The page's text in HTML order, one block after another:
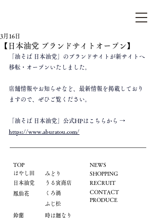
【日本油党 ブランドサイトオープン】
3月16日
「油そば 日本油党」のブランドサイトが新サイトへ
移転・オープンいたしました。
店舗情報やお知らせなど、最新情報を掲載しており
ますので、ぜひご覧ください。
「油そば 日本油党」公式HPはこちらから →
https://www.aburatou.com/
TOP
はやし田
​日本油党
鳳仙花
くろ渦
​みどり
うる寅商店
ふじ松
鈴蘭 時は麺なり
NEWS
​SHOPPING
​RECRUIT
CONTACT
PRODUCE